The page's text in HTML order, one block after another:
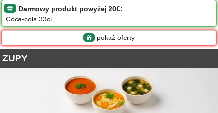
Darmowy produkt powyżej 20€:
Coca-cola 33cl
pokaż oferty
ZUPY